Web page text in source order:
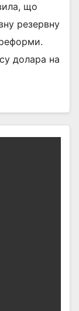
що
резервну
долара на